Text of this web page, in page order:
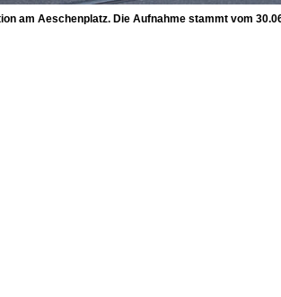
am Aeschenplatz. Die Aufnahme stammt vom